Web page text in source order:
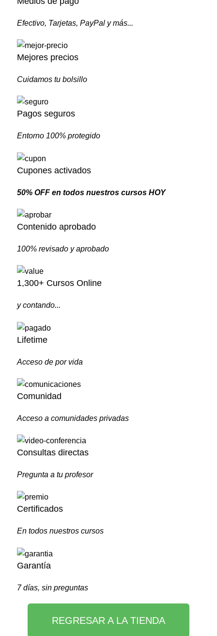
Efectivo, Tarjetas, PayPal y más...
Mejores precios
Cuidamos tu bolsillo
Pagos seguros
Entorno 100% protegido
Cupones activados
50% OFF en todos nuestros cursos HOY
Contenido aprobado
100% revisado y aprobado
1,300+ Cursos Online
y contando...
Lifetime
Acceso de por vida
Comunidad
Acceso a comunidades privadas
Consultas directas
Pregunta a tu profesor
Certificados
En todos nuestros cursos
Garantía
7 días, sin preguntas
REGRESAR A LA TIENDA